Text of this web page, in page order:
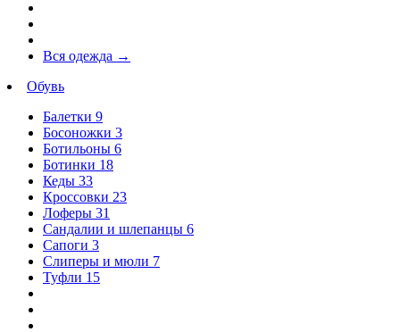
Вся одежда →
Обувь
Балетки 9
Босоножки 3
Ботильоны 6
Ботинки 18
Кеды 33
Кроссовки 23
Лоферы 31
Сандалии и шлепанцы 6
Сапоги 3
Слиперы и мюли 7
Туфли 15